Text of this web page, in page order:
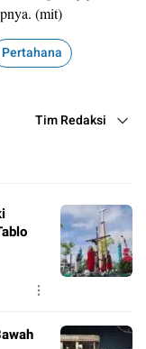
(mit)
Pertahana
Tim Redaksi